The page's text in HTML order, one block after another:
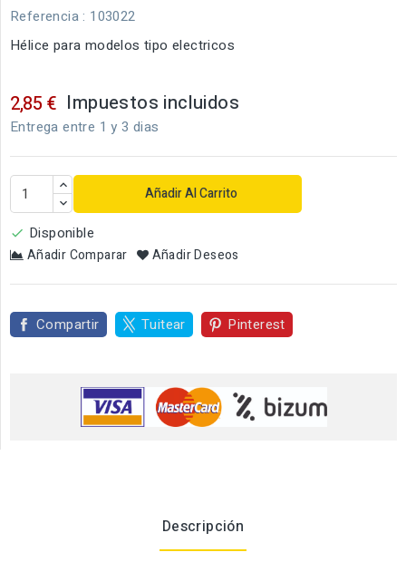
Referencia : 103022
Hélice para modelos tipo electricos
2,85 € Impuestos incluidos
Entrega entre 1 y 3 dias
Añadir Al Carrito
 Disponible
Añadir Comparar Añadir Deseos
Compartir Tuitear Pinterest
Descripción